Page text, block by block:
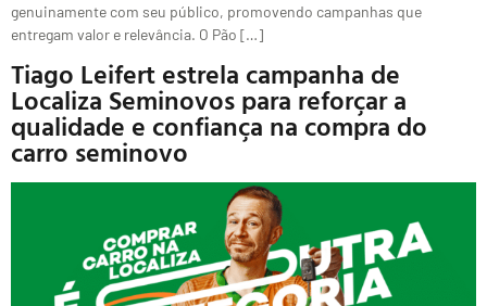
genuinamente com seu público, promovendo campanhas que
entregam valor e relevância. O Pão […]
Tiago Leifert estrela campanha de
Localiza Seminovos para reforçar a
qualidade e confiança na compra do
carro seminovo